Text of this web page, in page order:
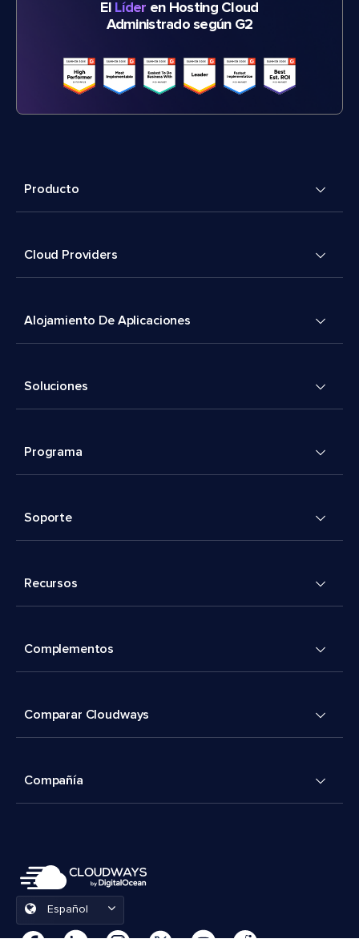
El Líder en Hosting Cloud
Administrado según G2
Producto
Cloud Providers
Alojamiento De Aplicaciones
Soluciones
Programa
Soporte
Recursos
Complementos
Comparar Cloudways
Compañía
Español